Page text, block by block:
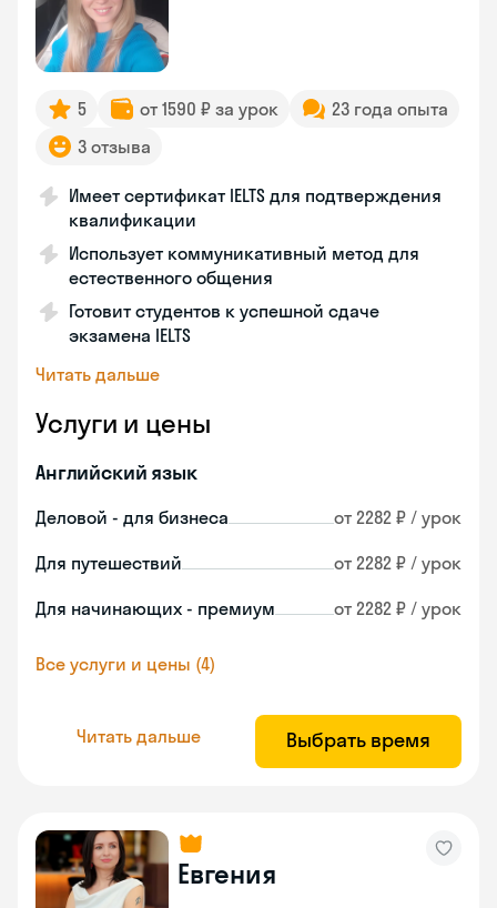
5 от 1590 ₽ за урок
23 года опыта
3 отзыва
Имеет сертификат IELTS для подтверждения
квалификации
Использует коммуникативный метод для
естественного общения
Готовит студентов к успешной сдаче
экзамена IELTS
Читать дальше
Услуги и цены
Английский язык
Деловой - для бизнеса от 2282 ₽ / урок
Для путешествий от 2282 ₽ / урок
Для начинающих - премиум от 2282 ₽ / урок
Все услуги и цены (4)
Читать дальше Выбрать время
Евгения